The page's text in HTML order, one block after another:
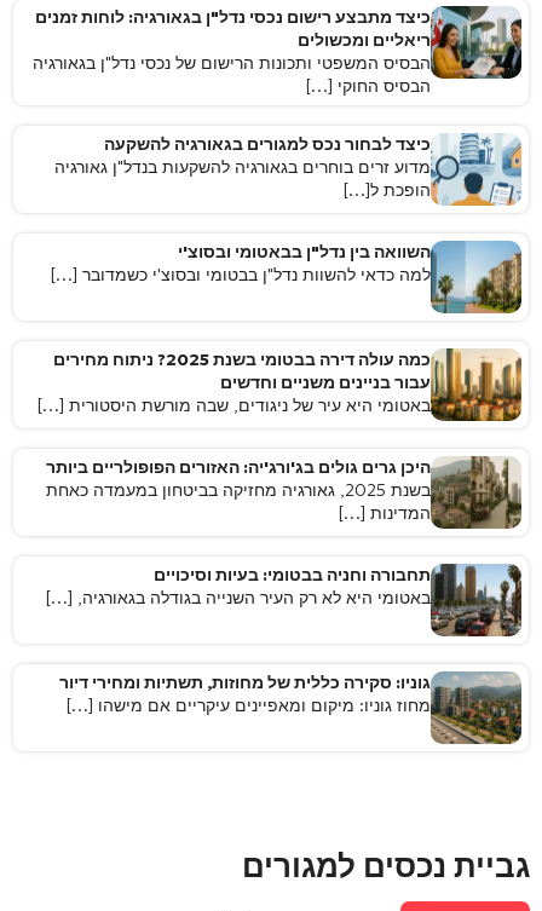
כיצד מתבצע רישום נכסי נדל"ן בגאורגיה: לוחות זמנים
ריאליים ומכשולים
הבסיס המשפטי ותכונות הרישום של נכסי נדל"ן בגאורגיה
הבסיס החוקי […]
כיצד לבחור נכס למגורים בגאורגיה להשקעה
מדוע זרים בוחרים בגאורגיה להשקעות בנדל"ן גאורגיה
הופכת ל[…]
השוואה בין נדל"ן בבאטומי ובסוצ'י
למה כדאי להשוות נדל"ן בבטומי ובסוצ'י כשמדובר […]
כמה עולה דירה בבטומי בשנת 2025? ניתוח מחירים
עבור בניינים משניים וחדשים
באטומי היא עיר של ניגודים, שבה מורשת היסטורית […]
היכן גרים גולים בג'ורג'יה: האזורים הפופולריים ביותר
בשנת 2025, גאורגיה מחזיקה בביטחון במעמדה כאחת
המדינות […]
תחבורה וחניה בבטומי: בעיות וסיכויים
באטומי היא לא רק העיר השנייה בגודלה בגאורגיה, […]
גוניו: סקירה כללית של מחוזות, תשתיות ומחירי דיור
מחוז גוניו: מיקום ומאפיינים עיקריים אם מישהו […]
גביית נכסים למגורים